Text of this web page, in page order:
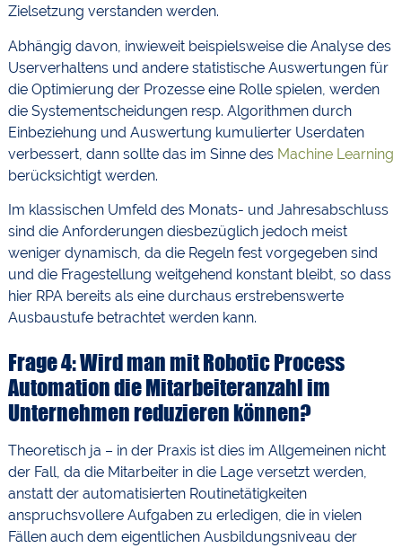
Zielsetzung verstanden werden.
Abhängig davon, inwieweit beispielsweise die Analyse des
Userverhaltens und andere statistische Auswertungen für
die Optimierung der Prozesse eine Rolle spielen, werden
die Systementscheidungen resp. Algorithmen durch
Einbeziehung und Auswertung kumulierter Userdaten
verbessert, dann sollte das im Sinne des Machine Learning
berücksichtigt werden.
Im klassischen Umfeld des Monats- und Jahresabschluss
sind die Anforderungen diesbezüglich jedoch meist
weniger dynamisch, da die Regeln fest vorgegeben sind
und die Fragestellung weitgehend konstant bleibt, so dass
hier RPA bereits als eine durchaus erstrebenswerte
Ausbaustufe betrachtet werden kann.
Frage 4: Wird man mit Robotic Process
Automation die Mitarbeiteranzahl im
Unternehmen reduzieren können?
Theoretisch ja – in der Praxis ist dies im Allgemeinen nicht
der Fall, da die Mitarbeiter in die Lage versetzt werden,
anstatt der automatisierten Routinetätigkeiten
anspruchsvollere Aufgaben zu erledigen, die in vielen
Fällen auch dem eigentlichen Ausbildungsniveau der